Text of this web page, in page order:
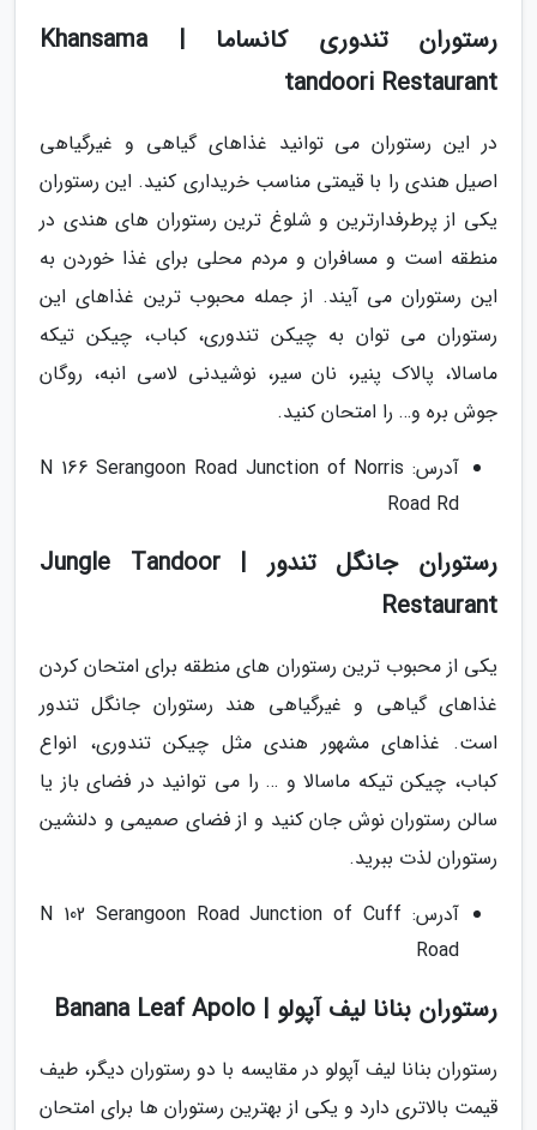
رستوران تندوری کانساما | Khansama
tandoori Restaurant
در این رستوران می توانید غذاهای گیاهی و غیرگیاهی
اصیل هندی را با قیمتی مناسب خریداری کنید. این رستوران
یکی از پرطرفدارترین و شلوغ ترین رستوران های هندی در
منطقه است و مسافران و مردم محلی برای غذا خوردن به
این رستوران می آیند. از جمله محبوب ترین غذاهای این
رستوران می توان به چیکن تندوری، کباب، چیکن تیکه
ماسالا، پالاک پنیر، نان سیر، نوشیدنی لاسی انبه، روگان
جوش بره و… را امتحان کنید.
آدرس: N 166 Serangoon Road Junction of Norris
Road Rd
رستوران جانگل تندور | Jungle Tandoor
Restaurant
یکی از محبوب ترین رستوران های منطقه برای امتحان کردن
غذاهای گیاهی و غیرگیاهی هند رستوران جانگل تندور
است. غذاهای مشهور هندی مثل چیکن تندوری، انواع
کباب، چیکن تیکه ماسالا و … را می توانید در فضای باز یا
سالن رستوران نوش جان کنید و از فضای صمیمی و دلنشین
رستوران لذت ببرید.
آدرس: N 102 Serangoon Road Junction of Cuff
Road
رستوران بنانا لیف آپولو | Banana Leaf Apolo
رستوران بنانا لیف آپولو در مقایسه با دو رستوران دیگر، طیف
قیمت بالاتری دارد و یکی از بهترین رستوران ها برای امتحان